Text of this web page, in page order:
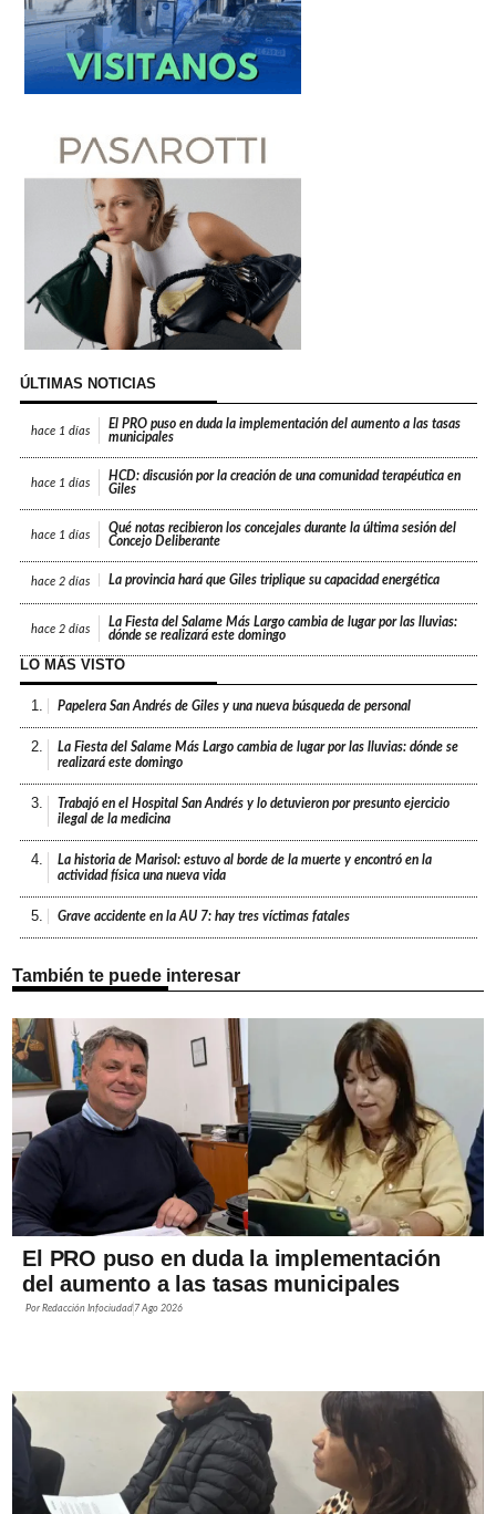
ÚLTIMAS NOTICIAS
hace 1 días
El PRO puso en duda la implementación del aumento a las tasas
municipales
hace 1 días
HCD: discusión por la creación de una comunidad terapéutica en
Giles
hace 1 días
Qué notas recibieron los concejales durante la última sesión del
Concejo Deliberante
hace 2 días La provincia hará que Giles triplique su capacidad energética
hace 2 días
La Fiesta del Salame Más Largo cambia de lugar por las lluvias:
dónde se realizará este domingo
LO MÁS VISTO
1. Papelera San Andrés de Giles y una nueva búsqueda de personal
2.
La Fiesta del Salame Más Largo cambia de lugar por las lluvias: dónde se
realizará este domingo
3.
Trabajó en el Hospital San Andrés y lo detuvieron por presunto ejercicio
ilegal de la medicina
4.
La historia de Marisol: estuvo al borde de la muerte y encontró en la
actividad física una nueva vida
5. Grave accidente en la AU 7: hay tres víctimas fatales
También te puede interesar
El PRO puso en duda la implementación
del aumento a las tasas municipales
PorRedacción Infociudad 7 Ago 2026